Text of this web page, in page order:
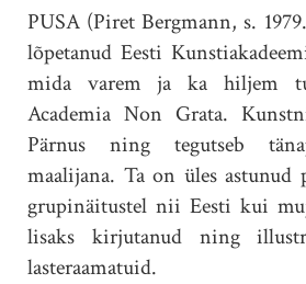
PUSA (Piret Bergmann, s.
lõpetanud Eesti
mida varem ja ka hiljem
Academia Non Grata.
Pärnus ning tegutseb
maalijana. Ta on üles
grupinäitustel nii Eesti kui
lisaks kirjutanud ning
lasteraamatuid.